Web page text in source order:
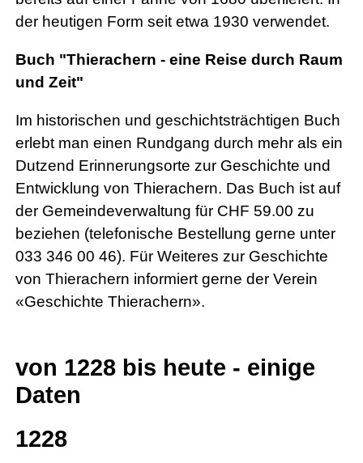
der heutigen Form seit etwa 1930 verwendet.
Buch "Thierachern - eine Reise durch Raum
und Zeit"
Im historischen und geschichtsträchtigen Buch
erlebt man einen Rundgang durch mehr als ein
Dutzend Erinnerungsorte zur Geschichte und
Entwicklung von Thierachern. Das Buch ist auf
der Gemeindeverwaltung für CHF 59.00 zu
beziehen (telefonische Bestellung gerne unter
033 346 00 46). Für Weiteres zur Geschichte
von Thierachern informiert gerne der Verein
«Geschichte Thierachern».
von 1228 bis heute - einige
Daten
1228